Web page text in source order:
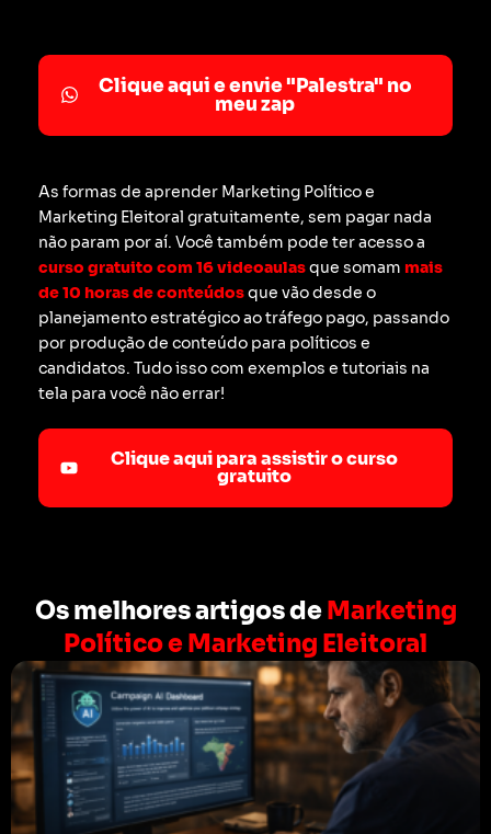
Clique aqui e envie "Palestra" no
meu zap
As formas de aprender Marketing Político e
Marketing Eleitoral gratuitamente, sem pagar nada
não param por aí. Você também pode ter acesso a
curso gratuito com 16 videoaulasque somam mais
de 10 horas de conteúdosque vão desde o
planejamento estratégico ao tráfego pago, passando
por produção de conteúdo para políticos e
candidatos. Tudo isso com exemplos e tutoriais na
tela para você não errar!
Clique aqui para assistir o curso
gratuito
Os melhores artigos deMarketing
Político e Marketing Eleitoral